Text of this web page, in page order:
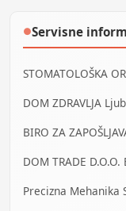
●Servisne
STOMATOLOŠKA
DOM ZDRAVLJA
BIRO ZA
DOM TRADE
Precizna Mehanika